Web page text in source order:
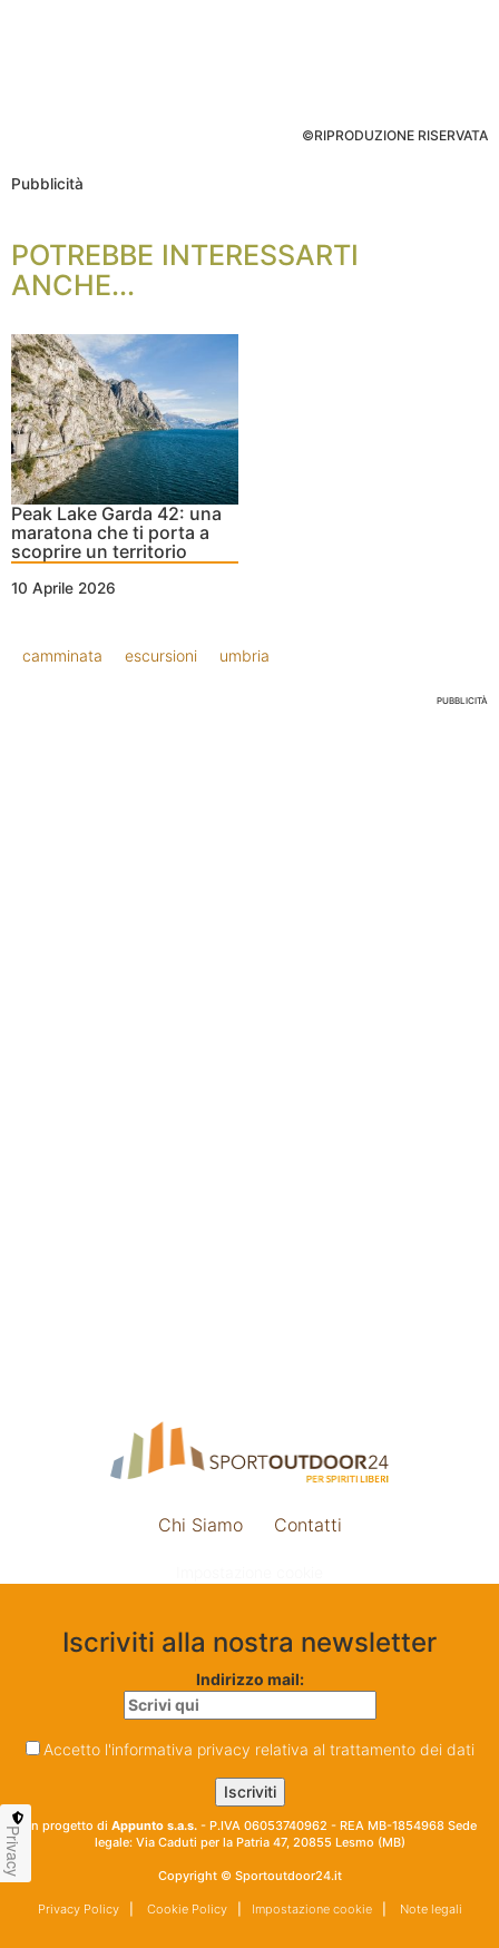
©RIPRODUZIONE RISERVATA
Pubblicità
POTREBBE INTERESSARTI
ANCHE...
Peak Lake Garda 42: una
maratona che ti porta a
scoprire un territorio
10 Aprile 2026
camminata escursioni umbria
PUBBLICITÀ
Chi Siamo Contatti
Iscriviti alla nostra newsletter
Indirizzo mail:
Accetto l'informativa privacy relativa al trattamento dei dati
Un progetto di Appunto s.a.s. - P.IVA 06053740962 - REA MB-1854968 Sede
legale: Via Caduti per la Patria 47, 20855 Lesmo (MB)
Copyright © Sportoutdoor24.it
Privacy Policy| Cookie Policy| Impostazione cookie| Note legali
Privacy